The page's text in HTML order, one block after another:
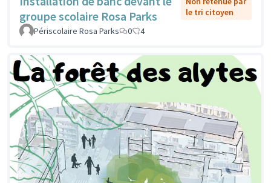
groupe scolaire Rosa Parks
le tri citoyen
Périscolaire Rosa Parks
0 4